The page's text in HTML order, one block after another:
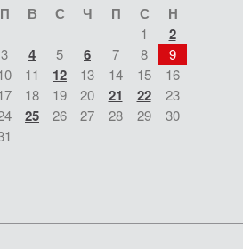
П В С Ч П С Н
1 2
3 4 5 6 7 8
9
11 12 13 14 15
16
18 19 20 21 22
23
25 26 27 28 29
30